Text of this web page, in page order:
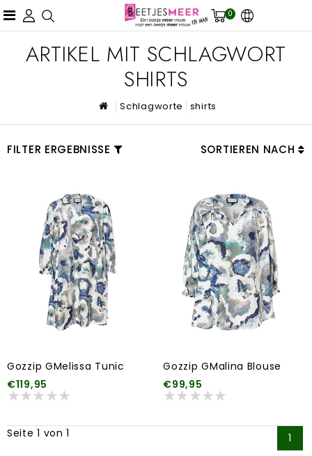
0
ARTIKEL MIT SCHLAGWORT
SHIRTS
Schlagworte shirts
FILTER ERGEBNISSE SORTIEREN NACH
Gozzip GMelissa Tunic
€119,95
Gozzip GMalina Blouse
€99,95
Seite 1 von 1 1